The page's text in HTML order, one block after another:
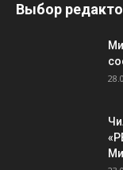
Выбор